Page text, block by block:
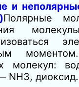
и
Полярные
молекул:
NH3,